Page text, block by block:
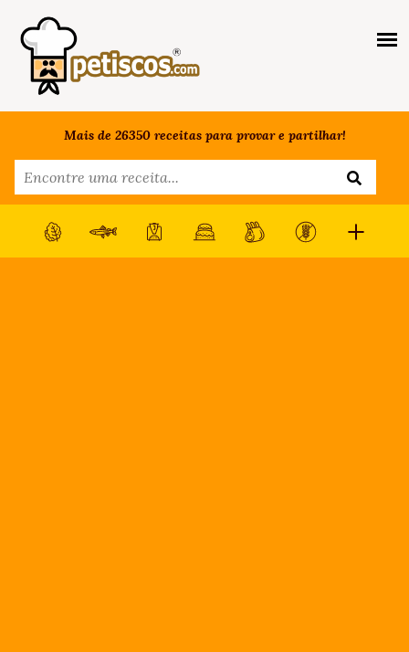
Mais de 26350 receitas para provar e partilhar!